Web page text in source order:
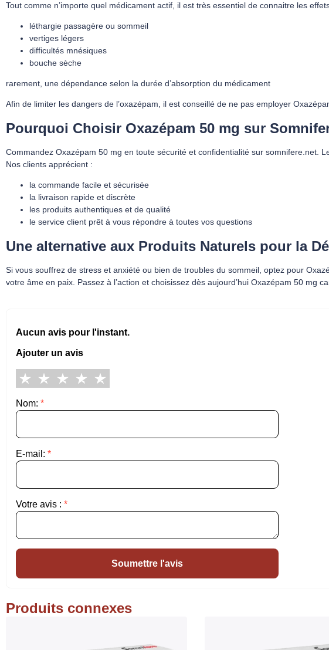
Tout comme n’importe quel médicament actif, il est très essentiel de connaitre les
léthargie passagère ou sommeil
vertiges légers
difficultés mnésiques
bouche sèche
rarement, une dépendance selon la durée d’absorption du médicament
Afin de limiter les dangers de l’oxazépam, il est conseillé de ne pas employer
Pourquoi Choisir Oxazépam 50 mg sur
Commandez Oxazépam 50 mg en toute sécurité et confidentialité sur somnifere.net.
Nos clients apprécient :
la commande facile et sécurisée
la livraison rapide et discrète
les produits authentiques et de qualité
le service client prêt à vous répondre à toutes vos questions
Une alternative aux Produits Naturels pour la
Si vous souffrez de stress et anxiété ou bien de troubles du sommeil, optez pour
votre âme en paix. Passez à l’action et choisissez dès aujourd’hui Oxazépam 50 mg
Aucun avis pour l'instant.
Ajouter un avis
Nom: *
E-mail: *
Votre avis : *
Soumettre l'avis
Produits connexes